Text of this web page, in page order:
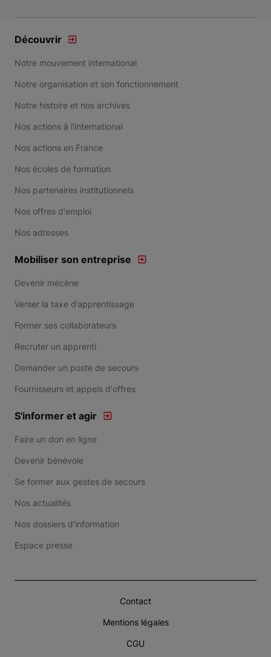
Découvrir
Notre mouvement international
Notre organisation et son fonctionnement
Notre histoire et nos archives
Nos actions à l'international
Nos actions en France
Nos écoles de formation
Nos partenaires institutionnels
Nos offres d'emploi
Nos adresses
Mobiliser son entreprise
Devenir mécène
Verser la taxe d’apprentissage
Former ses collaborateurs
Recruter un apprenti
Demander un poste de secours
Fournisseurs et appels d'offres
S'informer et agir
Faire un don en ligne
Devenir bénévole
Se former aux gestes de secours
Nos actualités
Nos dossiers d'information
Espace presse
Contact
Mentions légales
CGU